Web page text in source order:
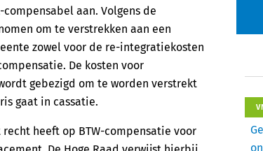
aan. Volgens de
om te verstrekken aan een
zowel voor de re-integratiekosten
De kosten voor
gebezigd om te worden verstrekt
gaat in cassatie.
heeft op BTW-compensatie voor